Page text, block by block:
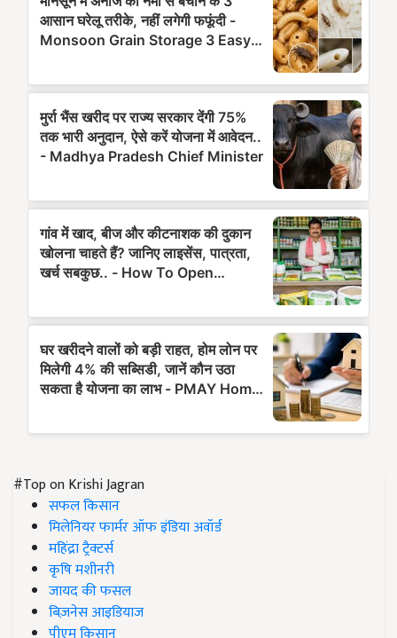
#Top on Krishi Jagran
सफल किसान
मिलेनियर फार्मर ऑफ इंडिया अवॉर्ड
महिंद्रा ट्रैक्टर्स
कृषि मशीनरी
जायद की फसल
बिज़नेस आइडियाज